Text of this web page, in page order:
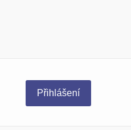
Přihlášení